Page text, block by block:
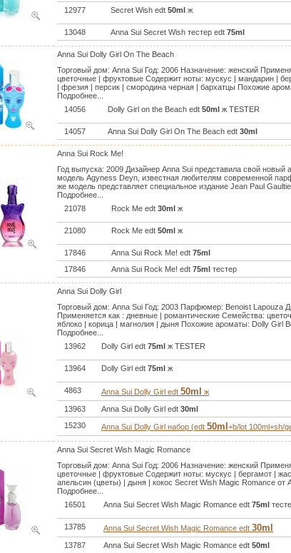
12977 Secret Wish edt 50ml ж
13048 Anna Sui Secret Wish тестер edt 75ml
Anna Sui Dolly Girl On The Beach
Торговый дом: Anna Sui Год: 2006 Назначение: женский
цветочные | фруктовые Содержит ноты: мускус | мандарин |
| фрезия | персик | смородина черная | бархатцы Похожие
Подробнее...
14056
Dolly Girl on the Beach edt 50ml ж TESTER
14057 Anna Sui Dolly Girl On The Beach edt 30ml
Anna Sui Rock Me!
Год выпуска: 2009 Дизайнер Anna Sui представила свой
модель Agyness Deyn, известная любителям современной
же модель представляет специальное издание Jean Paul
Подробнее...
21078
Rock Me edt 30ml ж
21080 Rock Me edt 50ml ж
17846 Anna Sui Rock Me! edt 75ml
17846
Anna Sui Rock Me! edt 75ml тестер
Anna Sui Dolly Girl
Торговый дом: Anna Sui Год: 2003 Парфюмер: Benoist Lapouza
Применяется как : дневные | романтические Семейства:
яблоко | корица | магнолия | дыня Похожие ароматы: Dolly Girl
Подробнее...
13962
Dolly Girl edt 75ml ж TESTER
13964 Dolly Girl edt 75ml ж
4863 Anna Sui Dolly Girl edt 50ml
ж
13963
Anna Sui Dolly Girl edt 30ml
15230
Anna Sui Dolly Girl набор (edt 50ml +b/lot 100ml+sh/
Anna Sui Secret Wish Magic Romance
Торговый дом: Anna Sui Год: 2006 Назначение: женский
цветочные | фруктовые Содержит ноты: мускус | бергамот |
апельсин (цветы) | дыня | кокос Secret Wish Magic Romance от
Подробнее...
16501
Anna Sui Secret Wish Magic Romance edt 75ml
13785 Anna Sui Secret Wish Magic Romance edt 30ml
13787 Anna Sui Secret Wish Magic Romance edt 50ml